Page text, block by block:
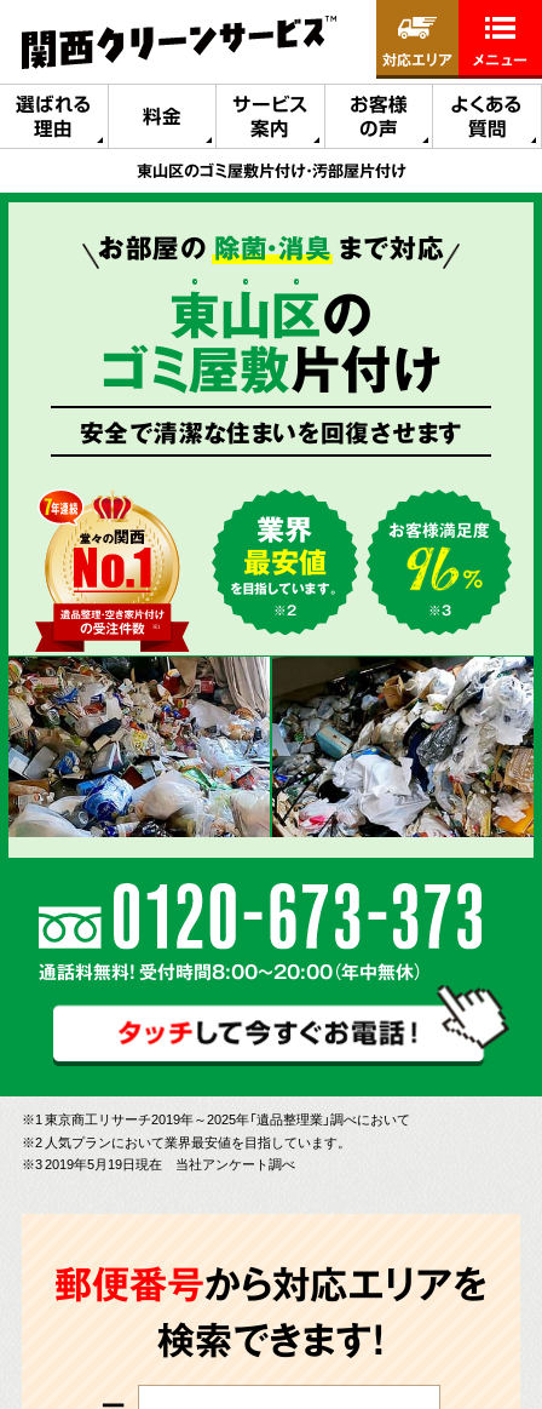
選ばれる
理由
料金
サービス
案内
お客様
の声
よくある
質問
対応エリア メニュー
東山区のゴミ屋敷片付け・汚部屋片付け
お部屋の 除菌・消臭まで対応
東山区の
ゴミ屋敷片付け
安全で清潔な住まいを回復させます
業界
最安値
を目指しています。
※2
お客様満足度
※3
通話料無料! 受付時間8:00～20:00（年中無休）
※1 東京商工リサーチ2019年～2025年「遺品整理業」調べにおいて
※2 人気プランにおいて業界最安値を目指しています。
※3 2019年5月19日現在 当社アンケート調べ
郵便番号から対応エリアを
検索できます!